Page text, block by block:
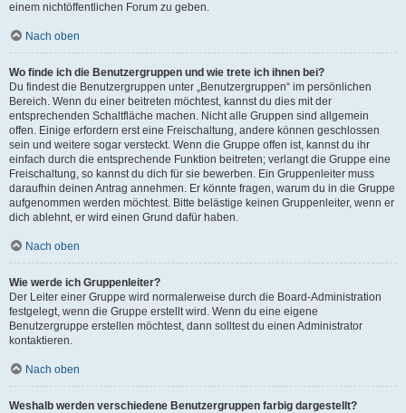
einem nichtöffentlichen Forum zu geben.
Nach oben
Wo finde ich die Benutzergruppen und wie trete ich ihnen bei?
Du findest die Benutzergruppen unter „Benutzergruppen“ im persönlichen
Bereich. Wenn du einer beitreten möchtest, kannst du dies mit der
entsprechenden Schaltfläche machen. Nicht alle Gruppen sind allgemein
offen. Einige erfordern erst eine Freischaltung, andere können geschlossen
sein und weitere sogar versteckt. Wenn die Gruppe offen ist, kannst du ihr
einfach durch die entsprechende Funktion beitreten; verlangt die Gruppe eine
Freischaltung, so kannst du dich für sie bewerben. Ein Gruppenleiter muss
daraufhin deinen Antrag annehmen. Er könnte fragen, warum du in die Gruppe
aufgenommen werden möchtest. Bitte belästige keinen Gruppenleiter, wenn er
dich ablehnt, er wird einen Grund dafür haben.
Nach oben
Wie werde ich Gruppenleiter?
Der Leiter einer Gruppe wird normalerweise durch die Board-Administration
festgelegt, wenn die Gruppe erstellt wird. Wenn du eine eigene
Benutzergruppe erstellen möchtest, dann solltest du einen Administrator
kontaktieren.
Nach oben
Weshalb werden verschiedene Benutzergruppen farbig dargestellt?